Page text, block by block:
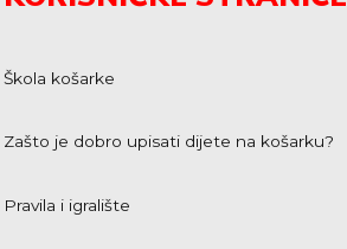
Škola košarke
Zašto je dobro upisati dijete na košarku?
Pravila i igralište